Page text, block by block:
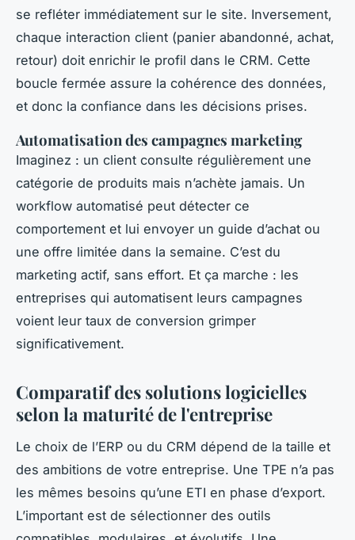
se refléter immédiatement sur le site. Inversement,
chaque interaction client (panier abandonné, achat,
retour) doit enrichir le profil dans le CRM. Cette
boucle fermée assure la cohérence des données,
et donc la confiance dans les décisions prises.
Automatisation des campagnes marketing
Imaginez : un client consulte régulièrement une
catégorie de produits mais n’achète jamais. Un
workflow automatisé peut détecter ce
comportement et lui envoyer un guide d’achat ou
une offre limitée dans la semaine. C’est du
marketing actif, sans effort. Et ça marche : les
entreprises qui automatisent leurs campagnes
voient leur taux de conversion grimper
significativement.
Comparatif des solutions logicielles
selon la maturité de l'entreprise
Le choix de l’ERP ou du CRM dépend de la taille et
des ambitions de votre entreprise. Une TPE n’a pas
les mêmes besoins qu’une ETI en phase d’export.
L’important est de sélectionner des outils